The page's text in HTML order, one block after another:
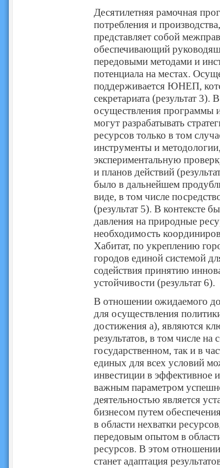
Десятилетняя рамочная
потребления и
представляет собой
обеспечивающий
передовыми методами и
потенциала на местах.
поддерживается ЮНЕП,
секретариата (результат 3).
осуществления программы
могут разрабатывать
ресурсов только в том
инструменты и
экспериментальную
и планов действий
было в дальнейшем
виде, в том числе
(результат 5). В контексте
давления на природные
необходимость
Хабитат, по укреплению
городов единой системой
содействия принятию
устойчивости (результат 6).
В отношении ожидаемого
для осуществления
достижения a), являются
результатов, в том числе на
государственном, так и в
единых для всех условий
инвестиции в эффективное
важным параметром
деятельностью является
бизнесом путем
в области нехватки
передовым опытом в
ресурсов. В этом
станет адаптация